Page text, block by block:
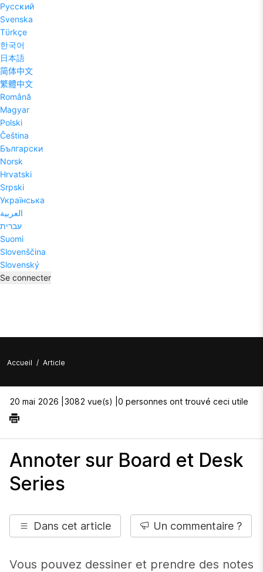
Pyccĸий
Svenska
Tϋrkçe
한국어
日本語
简体中文
繁體中文
Română
Magyar
Polski
Čeština
Български
Norsk
Hrvatski
Srpski
Українська
العربية
עברית
Suomi
Slovenščina
Slovenský
Se connecter
Accueil / Article
20 mai 2026 | 3082 vue(s) | 0 personnes ont trouvé ceci utile
Annoter sur Board et Desk
Series
Dans cet article Un commentaire ?
Vous pouvez dessiner et prendre des notes